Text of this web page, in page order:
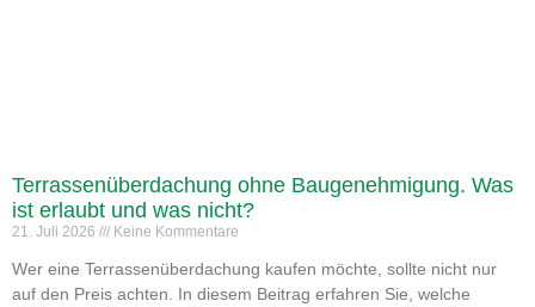
Terrassenüberdachung ohne Baugenehmigung. Was
ist erlaubt und was nicht?
21. Juli 2026 Keine Kommentare
Wer eine Terrassenüberdachung kaufen möchte, sollte nicht nur
auf den Preis achten. In diesem Beitrag erfahren Sie, welche